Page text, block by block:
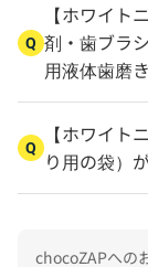
Q
【ホワイト
剤・歯ブラ
用液体歯磨
Q
【ホワイト
り用の袋）
chocoZAPへの